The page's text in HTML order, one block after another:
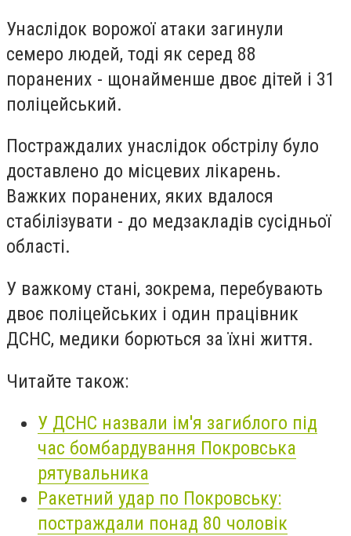
Унаслідок ворожої атаки загинули
семеро людей, тоді як серед 88
поранених - щонайменше двоє дітей і 31
поліцейський.
Постраждалих унаслідок обстрілу було
доставлено до місцевих лікарень.
Важких поранених, яких вдалося
стабілізувати - до медзакладів сусідньої
області.
У важкому стані, зокрема, перебувають
двоє поліцейських і один працівник
ДСНС, медики борються за їхні життя.
Читайте також:
У ДСНС назвали ім'я загиблого під
час бомбардування Покровська
рятувальника
Ракетний удар по Покровську:
постраждали понад 80 чоловік